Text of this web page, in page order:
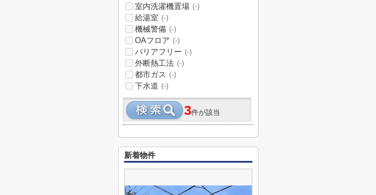
室内洗濯機置場 (-)
給湯室 (-)
機械警備 (-)
OAフロア (-)
バリアフリー (-)
外断熱工法 (-)
都市ガス (-)
下水道 (-)
3件が該当
新着物件